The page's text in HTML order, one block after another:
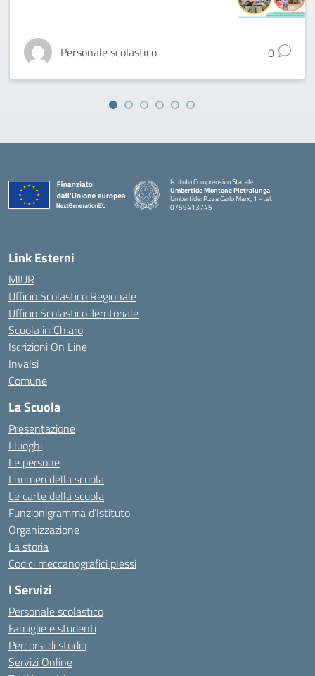
Personale scolastico 0
Istituto Comprensivo Statale
Umbertide Montone Pietralunga
Umbertide: P.zza Carlo Marx, 1 - tel.
0759413745
Link Esterni
MIUR
Ufficio Scolastico Regionale
Ufficio Scolastico Territoriale
Scuola in Chiaro
Iscrizioni On Line
Invalsi
Comune
La Scuola
Presentazione
I luoghi
Le persone
I numeri della scuola
Le carte della scuola
Funzionigramma d’Istituto
Organizzazione
La storia
Codici meccanografici plessi
I Servizi
Personale scolastico
Famiglie e studenti
Percorsi di studio
Servizi Online